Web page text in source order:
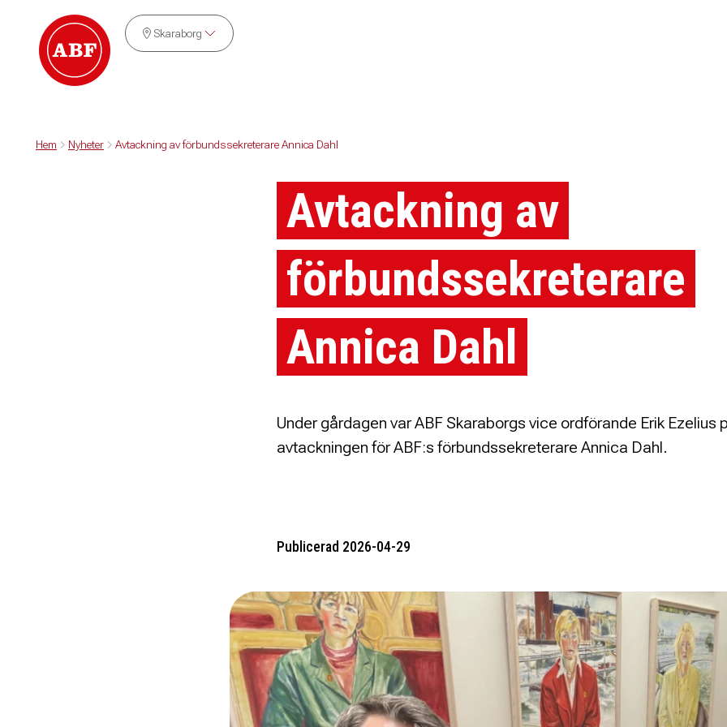
Skaraborg
Hem Nyheter Avtackning av förbundssekreterare Annica Dahl
Avtackning av
förbundssekreterare
Annica Dahl
Under gårdagen var ABF Skaraborgs vice ordförande Erik Ezelius
avtackningen för ABF:s förbundssekreterare Annica Dahl.
Publicerad 2026-04-29